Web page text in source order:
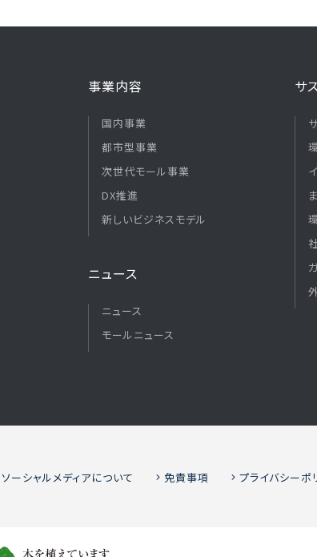
事業内容
国内事業
都市型事業
次世代モール事業
DX推進
新しいビジネスモデル
ニュース
ニュース
モールニュース
サ
ソーシャルメディアについて 免責事項 プライバシーポ